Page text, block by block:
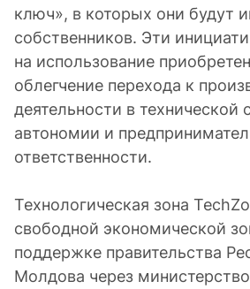
ключ», в которых они будут
собственников. Эти
на использование
облегчение перехода к
деятельности в технической
автономии и
ответственности.
Технологическая зона
свободной экономической
поддержке правительства
Молдова через министерство